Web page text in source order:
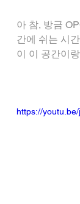
아 참, 방금
간에 쉬는 시
이 이 공간이
https://